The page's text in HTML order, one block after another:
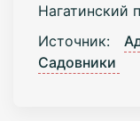
Нагатинский
Источник:
Садовники